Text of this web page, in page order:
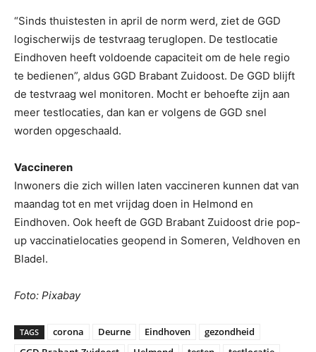
“Sinds thuistesten in april de norm werd, ziet de GGD
logischerwijs de testvraag teruglopen. De testlocatie
Eindhoven heeft voldoende capaciteit om de hele regio
te bedienen”, aldus GGD Brabant Zuidoost. De GGD blijft
de testvraag wel monitoren. Mocht er behoefte zijn aan
meer testlocaties, dan kan er volgens de GGD snel
worden opgeschaald.
Vaccineren
Inwoners die zich willen laten vaccineren kunnen dat van
maandag tot en met vrijdag doen in Helmond en
Eindhoven. Ook heeft de GGD Brabant Zuidoost drie pop-
up vaccinatielocaties geopend in Someren, Veldhoven en
Bladel.
Foto: Pixabay
TAGS corona Deurne Eindhoven
gezondheid